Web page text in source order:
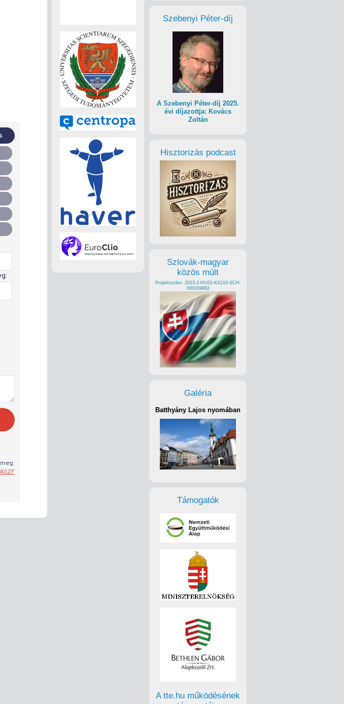
Szebenyi Péter-díj
A Szebenyi Péter-díj 2025.
évi díjazottja: Kovács
Zoltán
Hisztorizás podcast
Szlovák-magyar
közös múlt
Projektszám: 2023-2-HU01-KA210-SCH-
000169882
Galéria
Batthyány Lajos nyomában
Támogatók
A tte.hu működésének